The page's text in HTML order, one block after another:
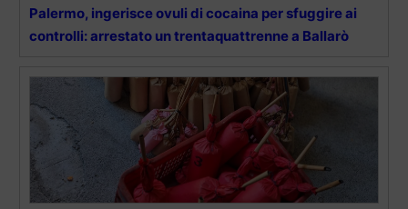
Palermo, ingerisce ovuli di cocaina per sfuggire ai
controlli: arrestato un trentaquattrenne a Ballarò